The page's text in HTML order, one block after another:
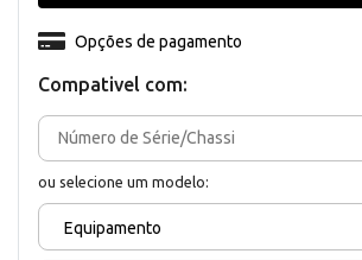
Compativel com:
ou selecione um modelo:
Equipamento
Opções de pagamento